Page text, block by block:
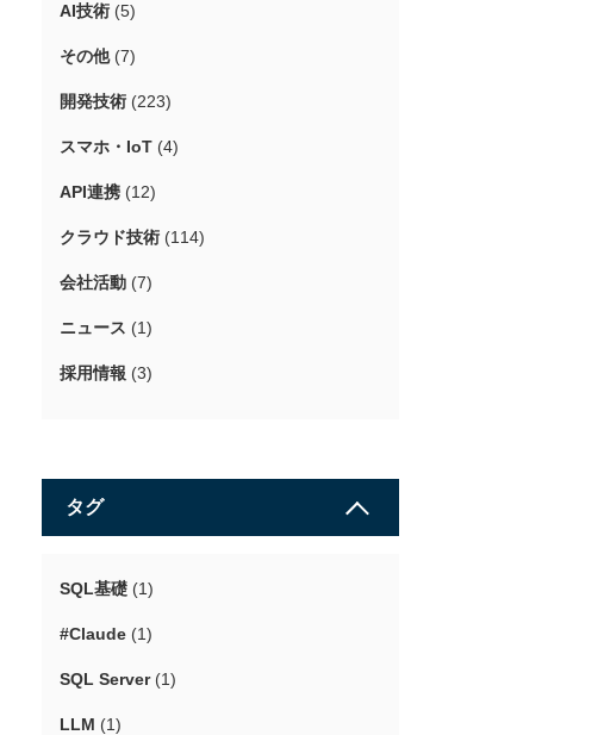
AI技術 (5)
その他(7)
開発技術 (223)
スマホ・IoT (4)
API連携 (12)
クラウド技術 (114)
会社活動 (7)
ニュース (1)
採用情報 (3)
タグ
SQL基礎 (1)
#Claude (1)
SQL Server(1)
LLM (1)